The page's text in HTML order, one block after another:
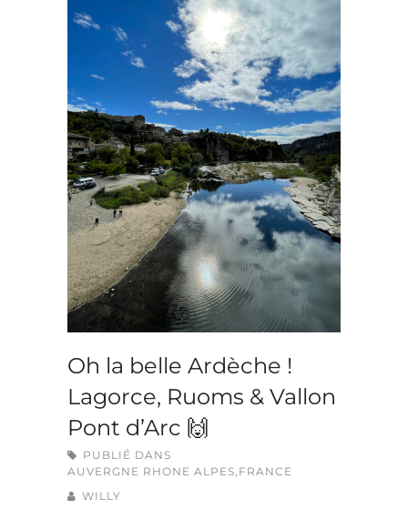
Oh la belle Ardèche !
Lagorce, Ruoms & Vallon
Pont d’Arc 🙌
PUBLIÉ DANS
AUVERGNE RHONE ALPES, FRANCE
WILLY